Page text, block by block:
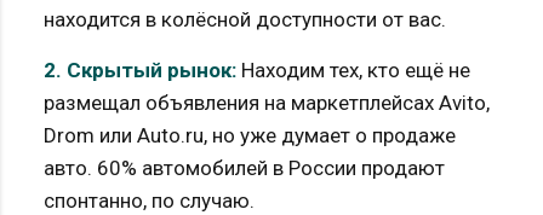
находится в колёсной доступности от вас.
2. Скрытый рынок: Находим тех, кто ещё не
размещал объявления на маркетплейсах Avito,
Drom или Auto.ru, но уже думает о продаже
авто. 60% автомобилей в России продают
спонтанно, по случаю.